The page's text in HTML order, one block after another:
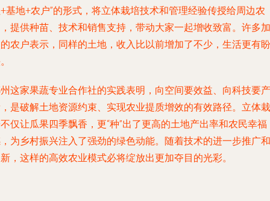
基地+农户”的形式，将立体栽培技术和管理经验传授给周边农
提供种苗、技术和销售支持，带动大家一起增收致富。许多加
农户表示，同样的土地，收入比以前增加了不少，生活更有盼
这家果蔬专业合作社的实践表明，向空间要效益、向科技要产
是破解土地资源约束、实现农业提质增效的有效路径。立体栽
仅让瓜果四季飘香，更“种”出了更高的土地产出率和农民幸福
为乡村振兴注入了强劲的绿色动能。随着技术的进一步推广和
，这样的高效农业模式必将绽放出更加夺目的光彩。